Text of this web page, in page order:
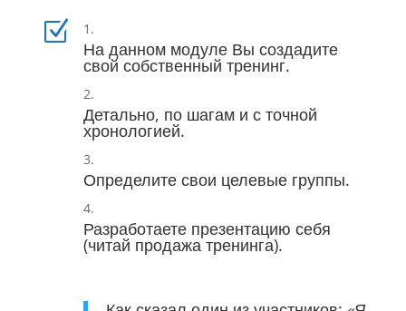
Z
На данном модуле Вы создадите
свой собственный тренинг.
Детально, по шагам и с точной
хронологией.
Определите свои целевые группы.
Разработаете презентацию себя
(читай продажа тренинга).